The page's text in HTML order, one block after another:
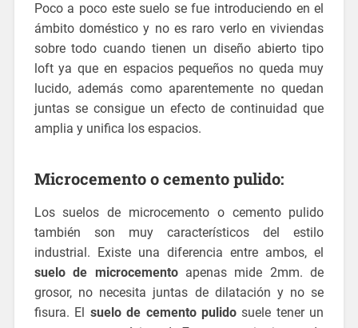
Poco a poco este suelo se fue introduciendo en el
ámbito doméstico y no es raro verlo en viviendas
sobre todo cuando tienen un diseño abierto tipo
loft ya que en espacios pequeños no queda muy
lucido, además como aparentemente no quedan
juntas se consigue un efecto de continuidad que
amplia y unifica los espacios.
Microcemento o cemento pulido:
Los suelos de microcemento o cemento pulido
también son muy característicos del estilo
industrial. Existe una diferencia entre ambos, el
suelo de microcementoapenas mide 2mm. de
grosor, no necesita juntas de dilatación y no se
fisura. El suelo de cemento pulidosuele tener un